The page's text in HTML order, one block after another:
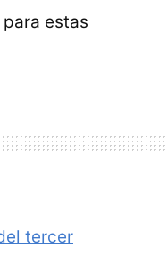
estas
tercer